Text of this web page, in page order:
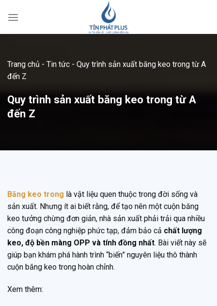
qua
Trang chủ - Tin tức - Quy trình sản xuất băng keo trong từ A
đến Z
Quy trình sản xuất băng keo trong từ A
đến Z
Băng keo trong là vật liệu quen thuộc trong đời sống và
sản xuất. Nhưng ít ai biết rằng, để tạo nên một cuộn băng
keo tưởng chừng đơn giản, nhà sản xuất phải trải qua nhiều
công đoạn công nghiệp phức tạp, đảm bảo cả chất lượng
keo, độ bền màng OPP và tính đồng nhất. Bài viết này sẽ
giúp bạn khám phá hành trình “biến” nguyên liệu thô thành
cuộn băng keo trong hoàn chỉnh.
Xem thêm: